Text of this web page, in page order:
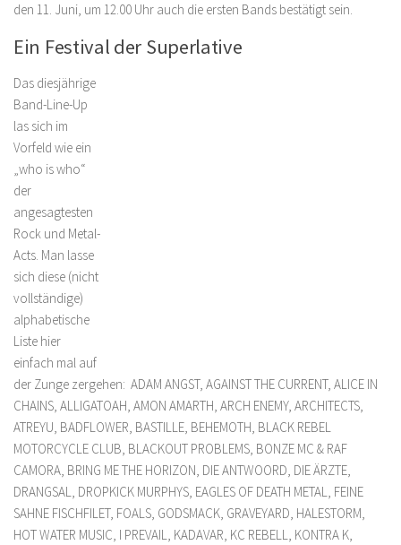
den 11. Juni, um 12.00 Uhr auch die ersten Bands bestätigt sein.
Ein Festival der Superlative
Das diesjährige
Band-Line-Up
las sich im
Vorfeld wie ein
„who is who“
der
angesagtesten
Rock und Metal-
Acts. Man lasse
sich diese (nicht
vollständige)
alphabetische
Liste hier
einfach mal auf
der Zunge zergehen: ADAM ANGST, AGAINST THE CURRENT, ALICE IN
CHAINS, ALLIGATOAH, AMON AMARTH, ARCH ENEMY, ARCHITECTS,
ATREYU, BADFLOWER, BASTILLE, BEHEMOTH, BLACK REBEL
MOTORCYCLE CLUB, BLACKOUT PROBLEMS, BONZE MC & RAF
CAMORA, BRING ME THE HORIZON, DIE ANTWOORD, DIE ÄRZTE,
DRANGSAL, DROPKICK MURPHYS, EAGLES OF DEATH METAL, FEINE
SAHNE FISCHFILET, FOALS, GODSMACK, GRAVEYARD, HALESTORM,
HOT WATER MUSIC, I PREVAIL, KADAVAR, KC REBELL, KONTRA K,